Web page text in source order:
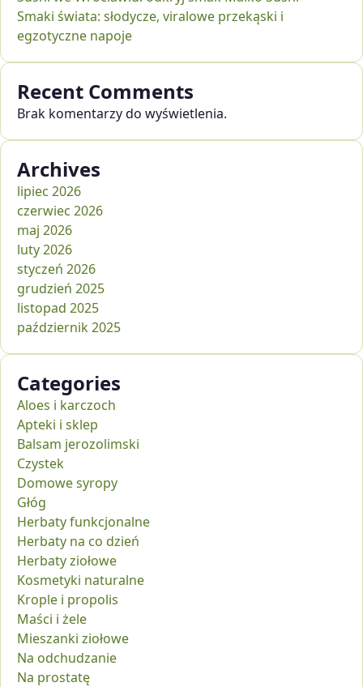
Smaki świata: słodycze, viralowe przekąski i
egzotyczne napoje
Recent Comments
Brak komentarzy do wyświetlenia.
Archives
lipiec 2026
czerwiec 2026
maj 2026
luty 2026
styczeń 2026
grudzień 2025
listopad 2025
październik 2025
Categories
Aloes i karczoch
Apteki i sklep
Balsam jerozolimski
Czystek
Domowe syropy
Głóg
Herbaty funkcjonalne
Herbaty na co dzień
Herbaty ziołowe
Kosmetyki naturalne
Krople i propolis
Maści i żele
Mieszanki ziołowe
Na odchudzanie
Na prostatę